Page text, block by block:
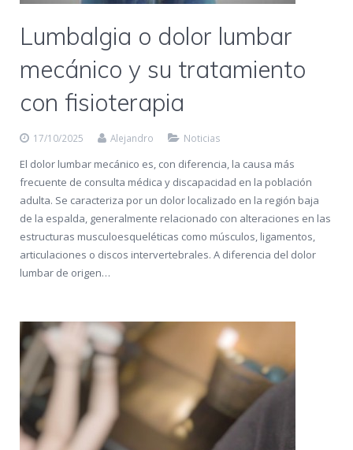
Lumbalgia o dolor lumbar
mecánico y su tratamiento
con fisioterapia
17/10/2025 Alejandro Noticias
El dolor lumbar mecánico es, con diferencia, la causa más
frecuente de consulta médica y discapacidad en la población
adulta. Se caracteriza por un dolor localizado en la región baja
de la espalda, generalmente relacionado con alteraciones en las
estructuras musculoesqueléticas como músculos, ligamentos,
articulaciones o discos intervertebrales. A diferencia del dolor
lumbar de origen…